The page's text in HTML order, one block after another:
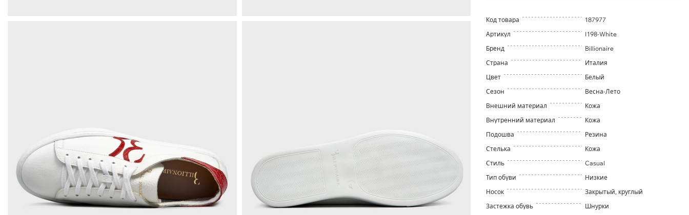
Код товара
187977
Артикул
I198-White
Бренд
Billionaire
Страна
Италия
Цвет
Белый
Сезон
Весна-Лето
Внешний материал
Кожа
Внутренний материал
Кожа
Подошва
Резина
Стелька
Кожа
Стиль
Casual
Тип обуви
Низкие
Носок
Закрытый, круглый
Застежка обувь
Шнурки